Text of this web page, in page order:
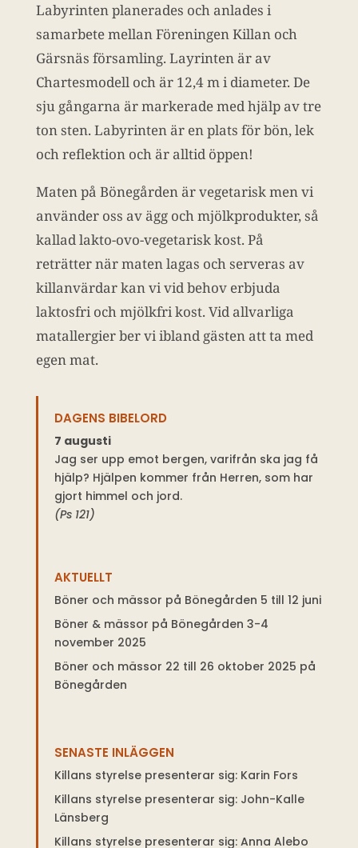
Labyrinten planerades och anlades i
samarbete mellan Föreningen Killan och
Gärsnäs församling. Layrinten är av
Chartesmodell och är 12,4 m i diameter. De
sju gångarna är markerade med hjälp av tre
ton sten. Labyrinten är en plats för bön, lek
och reflektion och är alltid öppen!
Maten på Bönegården är vegetarisk men vi
använder oss av ägg och mjölkprodukter, så
kallad lakto-ovo-vegetarisk kost. På
reträtter när maten lagas och serveras av
killanvärdar kan vi vid behov erbjuda
laktosfri och mjölkfri kost. Vid allvarliga
matallergier ber vi ibland gästen att ta med
egen mat.
DAGENS BIBELORD
7 augusti
Jag ser upp emot bergen, varifrån ska jag få
hjälp? Hjälpen kommer från Herren, som har
gjort himmel och jord.
(Ps 121)
AKTUELLT
Böner och mässor på Bönegården 5 till 12 juni
Böner & mässor på Bönegården 3-4
november 2025
Böner och mässor 22 till 26 oktober 2025 på
Bönegården
SENASTE INLÄGGEN
Killans styrelse presenterar sig: Karin Fors
Killans styrelse presenterar sig: John-Kalle
Länsberg
Killans styrelse presenterar sig: Anna Alebo